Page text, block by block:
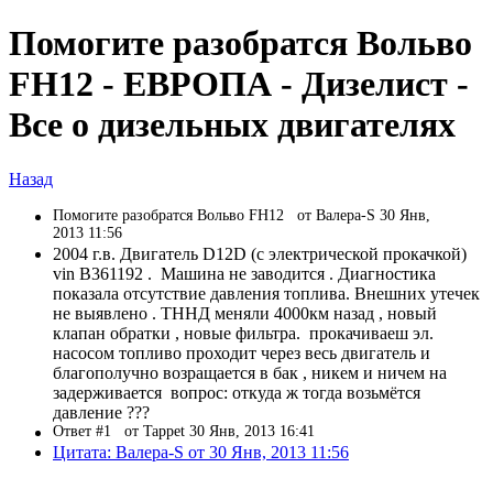
Помогите разобратся Вольво
FH12 - ЕВРОПА - Дизелист -
Все о дизельных двигателях
Назад
Помогите разобратся Вольво FH12 от Валера-S 30 Янв,
2013 11:56
2004 г.в. Двигатель D12D (c электрической прокачкой)
vin B361192 . Машина не заводится . Диагностика
показала отсутствие давления топлива. Внешних утечек
не выявлено . ТННД меняли 4000км назад , новый
клапан обратки , новые фильтра. прокачиваеш эл.
насосом топливо проходит через весь двигатель и
благополучно возращается в бак , никем и ничем на
задерживается вопрос: откуда ж тогда возьмётся
давление ???
Ответ #1 от Tappet 30 Янв, 2013 16:41
Цитата: Валера-S от 30 Янв, 2013 11:56